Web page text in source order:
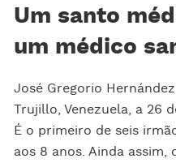
Um santo
um médico
José Gregorio
Trujillo, Venezuela, a 26
É o primeiro de seis
aos 8 anos. Ainda assim,